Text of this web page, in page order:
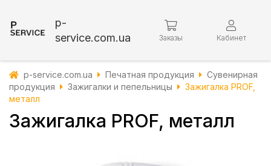
p-
service.com.ua
Заказы Кабинет
p-service.com.ua Печатная продукция
Сувенирная
продукция
Зажигалки и пепельницы
Зажигалка PROF,
металл
Зажигалка PROF, металл